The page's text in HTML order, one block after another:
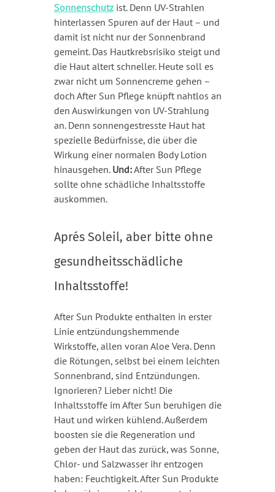
Sonnenschutz ist. Denn UV-Strahlen
hinterlassen Spuren auf der Haut – und
damit ist nicht nur der Sonnenbrand
gemeint. Das Hautkrebsrisiko steigt und
die Haut altert schneller. Heute soll es
zwar nicht um Sonnencreme gehen –
doch After Sun Pflege knüpft nahtlos an
den Auswirkungen von UV-Strahlung
an. Denn sonnengestresste Haut hat
spezielle Bedürfnisse, die über die
Wirkung einer normalen Body Lotion
hinausgehen. Und:After Sun Pflege
sollte ohne schädliche Inhaltsstoffe
auskommen.
Aprés Soleil, aber bitte ohne
gesundheitsschädliche
Inhaltsstoffe!
After Sun Produkte enthalten in erster
Linie entzündungshemmende
Wirkstoffe, allen voran Aloe Vera. Denn
die Rötungen, selbst bei einem leichten
Sonnenbrand, sind Entzündungen.
Ignorieren? Lieber nicht! Die
Inhaltsstoffe im After Sun beruhigen die
Haut und wirken kühlend. Außerdem
boosten sie die Regeneration und
geben der Haut das zurück, was Sonne,
Chlor- und Salzwasser ihr entzogen
haben: Feuchtigkeit. After Sun Produkte